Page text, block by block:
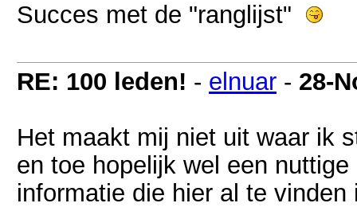
Succes met de "ranglijst"
RE: 100 leden! - elnuar - 28-
Het maakt mij niet uit waar ik
en toe hopelijk wel een
informatie die hier al te vinden